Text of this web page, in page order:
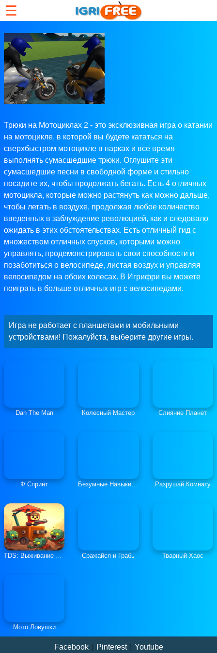
☰
Трюки на Мотоциклах 2 - это эксклюзивная игра о катании
на мотоцикле, в которой вы будете кататься на
сверхбыстром мотоцикле в парках и все время
выполнять сумасшедшие трюки. Оглушите эти
сумасшедшие песни в свободной форме и стильно
посадите их, чтобы продолжать бегать. Есть 4 отличных
мотоцикла, которые можно растянуть как можно дальше,
чтобы летать в воздухе, продолжая любое количество
введенных в заблуждение революцией, как и следовало
ожидать в этих обстоятельствах. Есть отличный гид с
множеством отличных спусков, которыми можно
управлять, продемонстрировать свои способности и
позаботиться о велосипеде, листая воздух и управляя
велосипедом на обоих колесах. В Игрифри вы можете
поиграть в больше отличных игр с велосипедами.
Игра не работает с планшетами и мобильными
устройствами! Пожалуйста, выберите другие игры.
Dan The Man Колесный Мастер Слияние Планет
Ф Спринт Безумные Навыки Ралли-Кросса Разрушай Комнату
TDS: Выживание в Башне Судьбы Сражайся и Грабь Тварный Хаос
Мото Ловушки
Facebook Pinterest Youtube